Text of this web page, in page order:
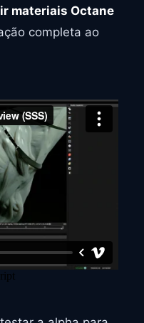
materiais Octane
completa ao